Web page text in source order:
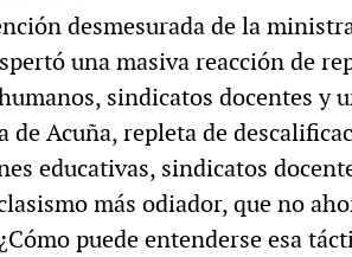
desmesurada de la
una masiva reacción de
sindicatos docentes y
de Acuña, repleta de
educativas, sindicatos
más odiador, que no
puede entenderse esa